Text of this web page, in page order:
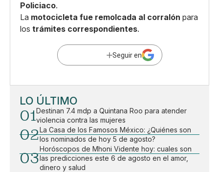
Policiaco.
La motocicleta fue remolcada al corralón para
los trámites correspondientes.
Seguir en
LO ÚLTIMO
01Destinan 7.4 mdp a Quintana Roo para atender
violencia contra las mujeres
02La Casa de los Famosos México: ¿Quiénes son
los nominados de hoy 5 de agosto?
03
Horóscopos de Mhoni Vidente hoy: cuales son
las predicciones este 6 de agosto en el amor,
dinero y salud